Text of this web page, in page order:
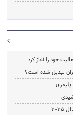
خود را آغاز کرد
تبدیل شده است؟